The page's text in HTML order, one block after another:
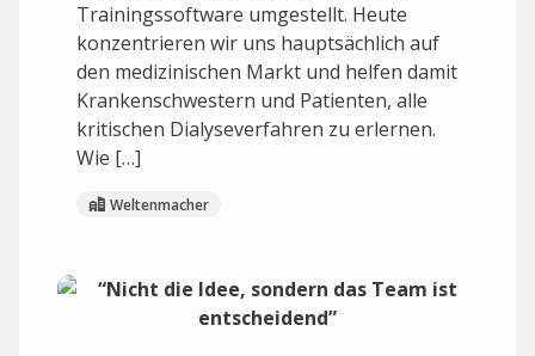
Trainingssoftware umgestellt. Heute
konzentrieren wir uns hauptsächlich auf
den medizinischen Markt und helfen damit
Krankenschwestern und Patienten, alle
kritischen Dialyseverfahren zu erlernen.
Wie […]
Weltenmacher